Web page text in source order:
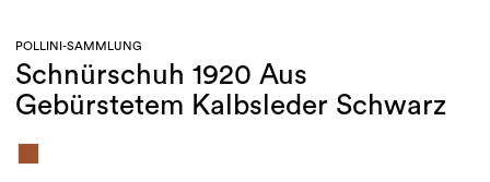
POLLINI-SAMMLUNG
Schnürschuh 1920 Aus
Gebürstetem Kalbsleder Schwarz